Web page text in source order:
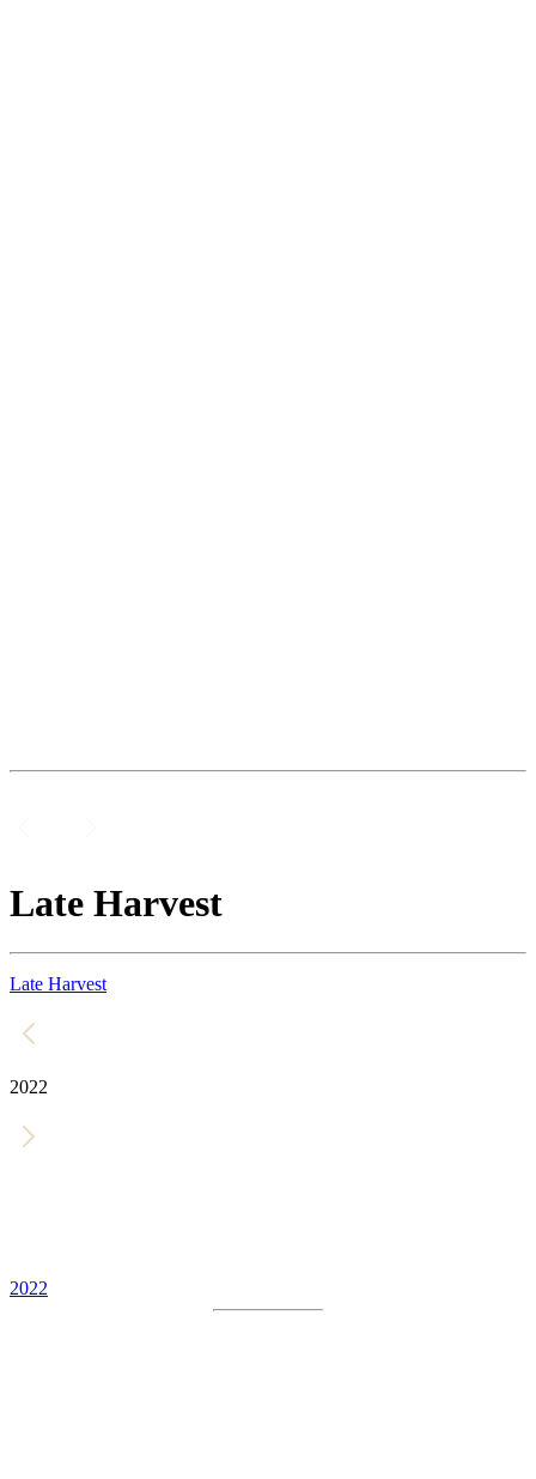
Late Harvest
Late Harvest
2022
2022